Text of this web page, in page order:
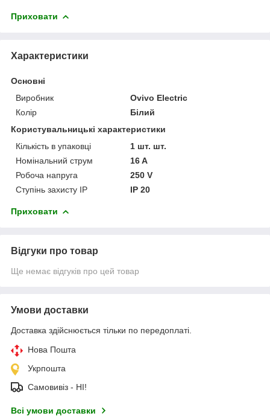
Приховати
Характеристики
Основні
Виробник
Ovivo Electric
Колір
Білий
Користувальницькі характеристики
Кількість в упаковці
1 шт. шт.
Номінальний струм
16 A
Робоча напруга
250 V
Ступінь захисту IP
IP 20
Приховати
Відгуки про товар
Ще немає відгуків про цей товар
Умови доставки
Доставка здійснюється тільки по передоплаті.
Нова Пошта
Укрпошта
Самовивіз - НІ!
Всі умови доставки